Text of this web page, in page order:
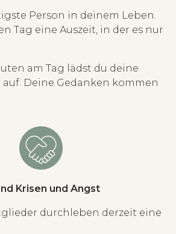
Person in deinem Leben.
Tag eine Auszeit, in der es nur
am Tag lädst du deine
Deine Gedanken kommen
Krisen und Angst
durchleben derzeit eine